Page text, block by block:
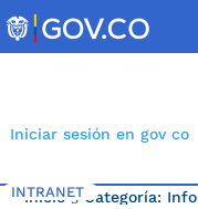
to
content
Iniciar sesión en gov co
INTRANET
Inicio 5 Categoría: